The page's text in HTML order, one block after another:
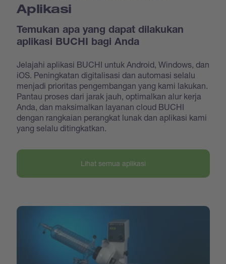
Aplikasi
Temukan apa yang dapat dilakukan
aplikasi BUCHI bagi Anda
Jelajahi aplikasi BUCHI untuk Android, Windows, dan
iOS. Peningkatan digitalisasi dan automasi selalu
menjadi prioritas pengembangan yang kami lakukan.
Pantau proses dari jarak jauh, optimalkan alur kerja
Anda, dan maksimalkan layanan cloud BUCHI
dengan rangkaian perangkat lunak dan aplikasi kami
yang selalu ditingkatkan.
Lihat semua aplikasi